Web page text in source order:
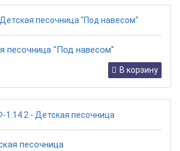
песочница "Под навесом"
В корзину
песочница